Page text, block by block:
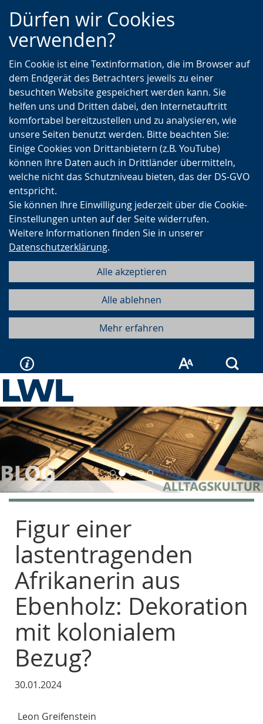
Zur
Hauptnavigation
Zur
Seitennavigation
Zum
Inhalt
Dürfen wir Cookies
verwenden?
Ein Cookie ist eine Textinformation, die im Browser auf
dem Endgerät des Betrachters jeweils zu einer
besuchten Website gespeichert werden kann. Sie
helfen uns und Dritten dabei, den Internetauftritt
komfortabel bereitzustellen und zu analysieren, wie
unsere Seiten benutzt werden. Bitte beachten Sie:
Einige Cookies von Drittanbietern (z.B. YouTube)
können Ihre Daten auch in Drittländer übermitteln,
welche nicht das Schutzniveau bieten, das der DS-GVO
entspricht.
Sie können Ihre Einwilligung jederzeit über die Cookie-
Einstellungen unten auf der Seite widerrufen.
Weitere Informationen finden Sie in unserer
Datenschutzerklärung.
Alle akzeptieren
Alle ablehnen
Mehr erfahren
Vorherige
Figur einer
lastentragenden
Afrikanerin aus
Ebenholz: Dekoration
mit kolonialem
Bezug?
30.01.2024
Leon Greifenstein